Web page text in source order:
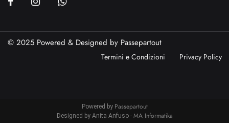
© 2025 Powered & Designed by Passepartout
Termini e Condizioni Privacy Policy
Powered by Passepartout
Designed by Anita Anfuso - MA Informatika